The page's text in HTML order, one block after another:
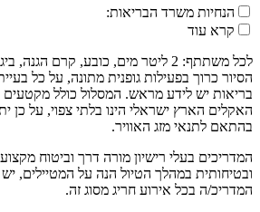
הנחיות משרד הבריאות:
קרא עוד
לכל משתתף: 2 ליטר מים, כובע, קרם
הסיור כרוך בפעילות גופנית מתונה, על כל
בריאות יש לידע מראש. המסלול כולל
האקלים הארץ ישראלי הינו בלתי צפוי, על כן
בהתאם לתנאי מזג האוויר.
המדריכים בעלי רישיון מורה דרך וביטוח
ובטיחותית במהלך הטיול הנה על המטיילים,
המדריכ/ה בכל אירוע חריג מסוג זה.